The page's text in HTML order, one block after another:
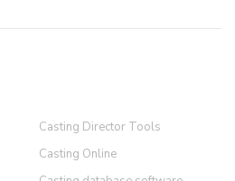
Casting Director Tools
Casting Online